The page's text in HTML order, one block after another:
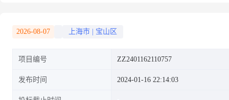
2026-08-07 上海市 宝山区
项目编号 ZZ2401162110757
发布时间 2024-01-16 22:14:03